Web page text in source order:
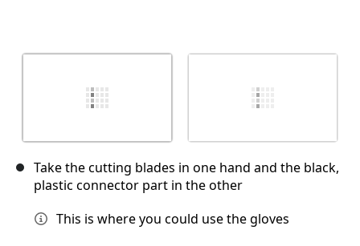
Take the cutting blades in one hand and the black,
plastic connector part in the other
This is where you could use the gloves